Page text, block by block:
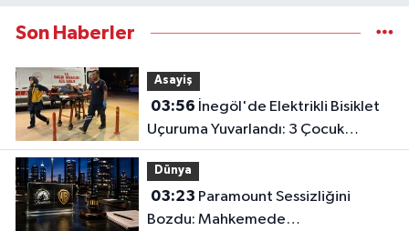
Son Haberler
Asayiş
03:56
Uçuruma Yuvarlandı: 3 Çocuk
Yaralandı!
Dünya
03:23
Bozdu: Mahkemede